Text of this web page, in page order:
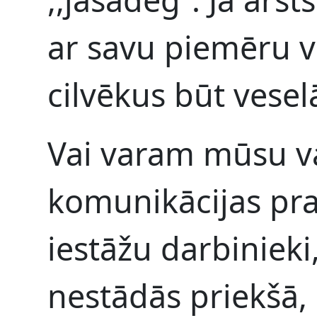
ar savu piemēru
cilvēkus būt
Vai varam mūsu
komunikācijas
iestāžu
nestādās